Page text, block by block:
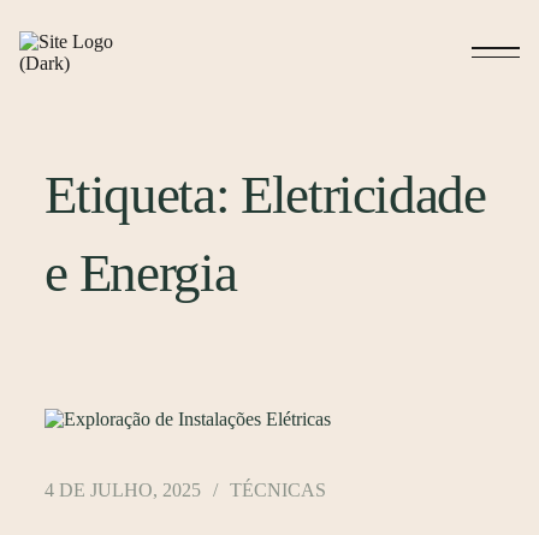
Etiqueta: Eletricidade
e Energia
4 DE JULHO, 2025 TÉCNICAS